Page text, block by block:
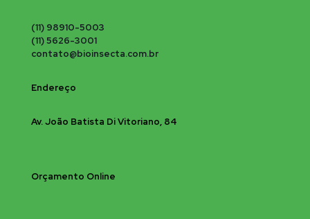
(11) 98910-5003
(11) 5626-3001
contato@bioinsecta.com.br
Endereço
Av. João Batista Di Vitoriano, 84
Orçamento Online